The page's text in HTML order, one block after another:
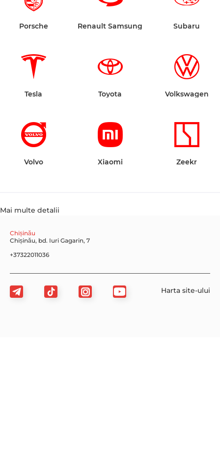
Porsche Renault Samsung Subaru
Tesla Toyota Volkswagen
Volvo Xiaomi Zeekr
Mai multe detalii
Chișinău
Chișinău, bd. Iuri Gagarin, 7
+37322011036
Harta site-ului